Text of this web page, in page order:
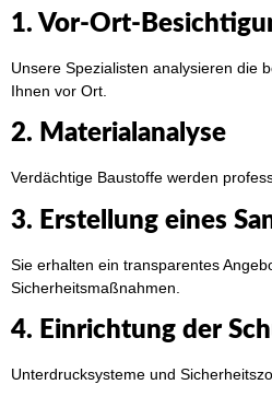
1. Vor-Ort-
Unsere Spezialisten analysieren die
Ihnen vor Ort.
2. Materialanalyse
Verdächtige Baustoffe werden
3. Erstellung eines
Sie erhalten ein transparentes
Sicherheitsmaßnahmen.
4. Einrichtung der
Unterdrucksysteme und